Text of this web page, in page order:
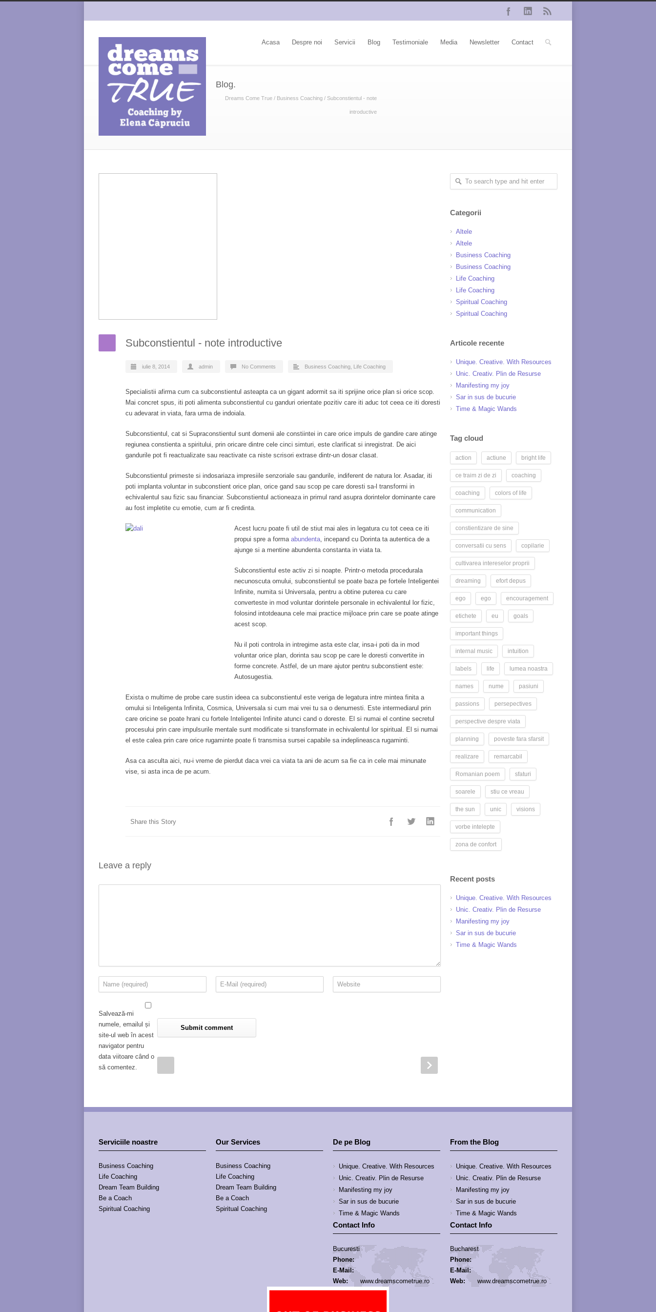
Acasa Despre noi Servicii Blog Testimoniale Media Newsletter Contact
Blog.
Dreams Come True / Business Coaching / Subconstientul - note
introductive
Subconstientul - note introductive
iulie 8, 2014 admin No Comments Business Coaching Life Coaching
Specialistii afirma cum ca subconstientul asteapta ca un gigant adormit sa iti sprijine orice plan si orice scop.
Mai concret spus, iti poti alimenta subconstientul cu ganduri orientate pozitiv care iti aduc tot ceea ce iti doresti
cu adevarat in viata, fara urma de indoiala.
Subconstientul, cat si Supraconstientul sunt domenii ale constiintei in care orice impuls de gandire care atinge
regiunea constienta a spiritului, prin oricare dintre cele cinci simturi, este clarificat si inregistrat. De aici
gandurile pot fi reactualizate sau reactivate ca niste scrisori extrase dintr-un dosar clasat.
Subconstientul primeste si indosariaza impresiile senzoriale sau gandurile, indiferent de natura lor. Asadar, iti
poti implanta voluntar in subconstient orice plan, orice gand sau scop pe care doresti sa-l transformi in
echivalentul sau fizic sau financiar. Subconstientul actioneaza in primul rand asupra dorintelor dominante care
au fost impletite cu emotie, cum ar fi credinta.
Acest lucru poate fi util de stiut mai ales in legatura cu tot ceea ce iti
propui spre a forma abundenta, incepand cu Dorinta ta autentica de a
ajunge si a mentine abundenta constanta in viata ta.
Subconstientul este activ zi si noapte. Printr-o metoda procedurala
necunoscuta omului, subconstientul se poate baza pe fortele Inteligentei
Infinite, numita si Universala, pentru a obtine puterea cu care
converteste in mod voluntar dorintele personale in echivalentul lor fizic,
folosind intotdeauna cele mai practice mijloace prin care se poate atinge
acest scop.
Nu il poti controla in intregime asta este clar, insa-i poti da in mod
voluntar orice plan, dorinta sau scop pe care le doresti convertite in
forme concrete. Astfel, de un mare ajutor pentru subconstient este:
Autosugestia.
Exista o multime de probe care sustin ideea ca subconstientul este veriga de legatura intre mintea finita a
omului si Inteligenta Infinita, Cosmica, Universala si cum mai vrei tu sa o denumesti. Este intermediarul prin
care oricine se poate hrani cu fortele Inteligentei Infinite atunci cand o doreste. El si numai el contine secretul
procesului prin care impulsurile mentale sunt modificate si transformate in echivalentul lor spiritual. El si numai
el este calea prin care orice rugaminte poate fi transmisa sursei capabile sa indeplineasca rugaminti.
Asa ca asculta aici, nu-i vreme de pierdut daca vrei ca viata ta ani de acum sa fie ca in cele mai minunate
vise, si asta inca de pe acum.
Share this Story
Leave a reply
Salvează-mi
numele, emailul și
site-ul web în acest
navigator pentru
data viitoare când o
să comentez.
Categorii
Altele
Altele
Business Coaching
Business Coaching
Life Coaching
Life Coaching
Spiritual Coaching
Spiritual Coaching
Articole recente
Unique. Creative. With Resources
Unic. Creativ. Plin de Resurse
Manifesting my joy
Sar in sus de bucurie
Time & Magic Wands
Tag cloud
action actiune bright life
ce traim zi de zi coaching
coaching colors of life
communication
constientizare de sine
conversatii cu sens copilarie
cultivarea intereselor proprii
dreaming efort depus
ego ego encouragement
etichete eu goals
important things
internal music intuition
labels life lumea noastra
names nume pasiuni
passions persepectives
perspective despre viata
planning poveste fara sfarsit
realizare remarcabil
Romanian poem sfaturi
soarele stiu ce vreau
the sun unic visions
vorbe intelepte
zona de confort
Recent posts
Unique. Creative. With Resources
Unic. Creativ. Plin de Resurse
Manifesting my joy
Sar in sus de bucurie
Time & Magic Wands
Serviciile noastre
Business Coaching
Life Coaching
Dream Team Building
Be a Coach
Spiritual Coaching
Our Services
Business Coaching
Life Coaching
Dream Team Building
Be a Coach
Spiritual Coaching
De pe Blog
Unique. Creative. With Resources
Unic. Creativ. Plin de Resurse
Manifesting my joy
Sar in sus de bucurie
Time & Magic Wands
From the Blog
Unique. Creative. With Resources
Unic. Creativ. Plin de Resurse
Manifesting my joy
Sar in sus de bucurie
Time & Magic Wands
Contact Info
Bucuresti
Phone:
E-Mail:
Web:
www.dreamscometrue.ro
Contact Info
Bucharest
Phone:
E-Mail:
Web:
www.dreamscometrue.ro